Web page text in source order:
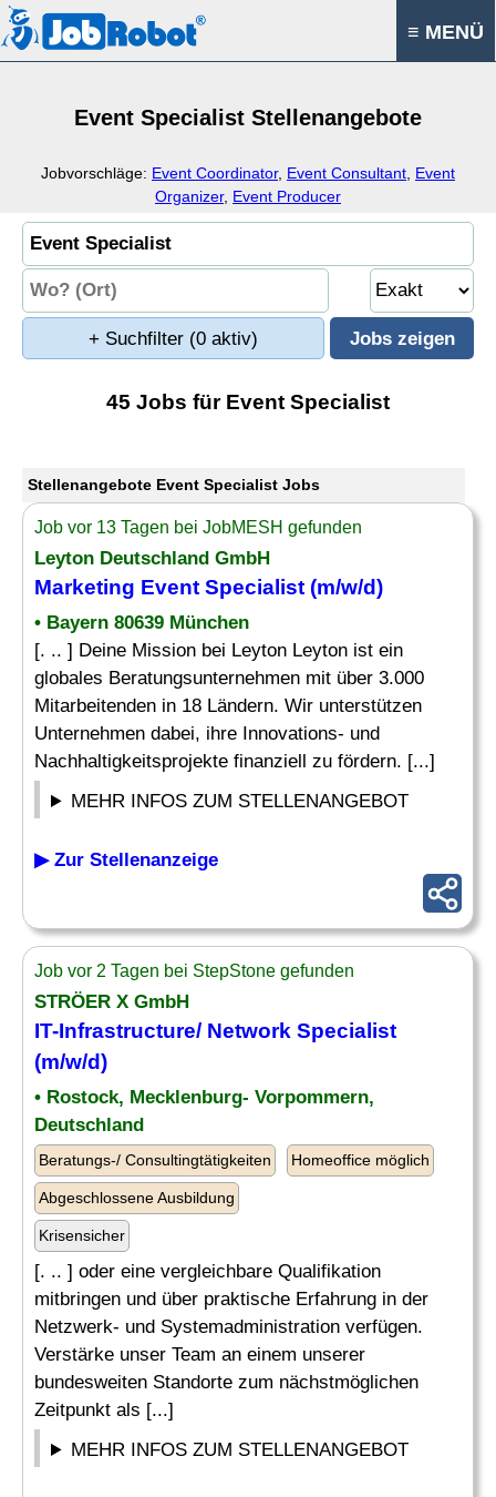
≡ MENÜ
Event Specialist Stellenangebote
Jobvorschläge: Event Coordinator, Event Consultant Event
Organizer, Event Producer
+ Suchfilter (0 aktiv)
45 Jobs für Event Specialist
Stellenangebote Event Specialist Jobs
Job vor 13 Tagen bei JobMESH gefunden
Leyton Deutschland GmbH
Marketing Event Specialist (m/w/d)
• Bayern 80639 München
[. .. ] Deine Mission bei Leyton Leyton ist ein
globales Beratungsunternehmen mit über 3.000
Mitarbeitenden in 18 Ländern. Wir unterstützen
Unternehmen dabei, ihre Innovations- und
Nachhaltigkeitsprojekte finanziell zu fördern. [...]
MEHR INFOS ZUM STELLENANGEBOT
▶ Zur Stellenanzeige
Job vor 2 Tagen bei StepStone gefunden
STRÖER X GmbH
IT-Infrastructure/ Network Specialist
(m/w/d)
• Rostock, Mecklenburg- Vorpommern,
Deutschland
Beratungs-/ Consultingtätigkeiten Homeoffice möglich
Abgeschlossene Ausbildung
Krisensicher
[. .. ] oder eine vergleichbare Qualifikation
mitbringen und über praktische Erfahrung in der
Netzwerk- und Systemadministration verfügen.
Verstärke unser Team an einem unserer
bundesweiten Standorte zum nächstmöglichen
Zeitpunkt als [...]
MEHR INFOS ZUM STELLENANGEBOT